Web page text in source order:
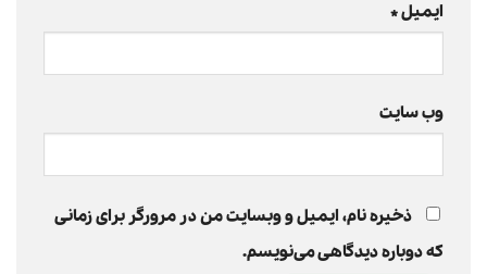
ایمیل*
وب‌ سایت
ذخیره نام، ایمیل و وبسایت من در مرورگر برای زمانی
که دوباره دیدگاهی می‌نویسم.